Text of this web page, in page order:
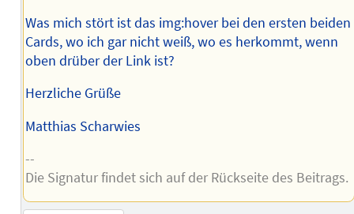
Was mich stört ist das img:hover bei den ersten beiden
Cards, wo ich gar nicht weiß, wo es herkommt, wenn
oben drüber der Link ist?
Herzliche Grüße
Matthias Scharwies
--
Die Signatur findet sich auf der Rückseite des Beitrags.